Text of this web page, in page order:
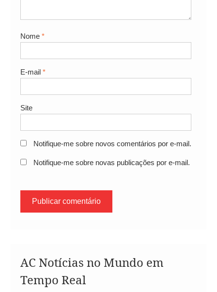
Nome *
E-mail *
Site
Notifique-me sobre novos comentários por e-mail.
Notifique-me sobre novas publicações por e-mail.
AC Notícias no Mundo em
Tempo Real